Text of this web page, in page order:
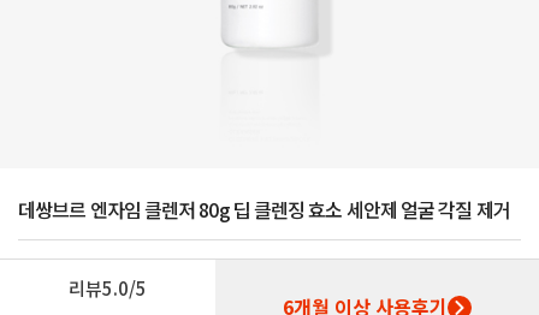
데쌍브르 엔자임 클렌저 80g 딥 클렌징 효소 세안제 얼굴 각질 제거
리뷰5.0/5
6개월 이상 사용후기